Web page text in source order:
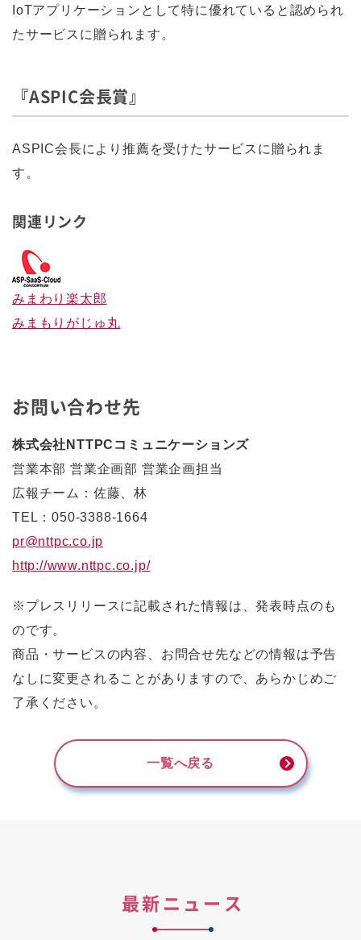
IoTアプリケーションとして特に優れていると認められ
たサービスに贈られます。
『ASPIC会長賞』
ASPIC会長により推薦を受けたサービスに贈られま
す。
関連リンク
みまわり楽太郎
みまもりがじゅ丸
お問い合わせ先
株式会社NTTPCコミュニケーションズ
営業本部 営業企画部 営業企画担当
広報チーム：佐藤、林
TEL：050-3388-1664
pr@nttpc.co.jp
http://www.nttpc.co.jp/
※プレスリリースに記載された情報は、発表時点のも
のです。
商品・サービスの内容、お問合せ先などの情報は予告
なしに変更されることがありますので、あらかじめご
了承ください。
一覧へ戻る
最新ニュース